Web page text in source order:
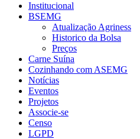
Institucional
BSEMG
Atualização Agriness
Historico da Bolsa
Preços
Carne Suína
Cozinhando com ASEMG
Notícias
Eventos
Projetos
Associe-se
Censo
LGPD